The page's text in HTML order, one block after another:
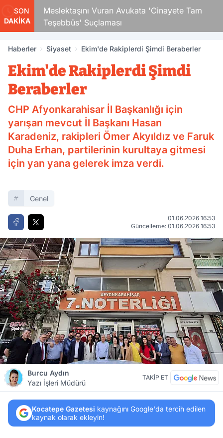
SON
DAKİKA
Meslektaşını Vuran Avukata 'Cinayete Tam
Teşebbüs' Suçlaması
Haberler Siyaset Ekim'de Rakiplerdi Şimdi Beraberler
Ekim'de Rakiplerdi Şimdi
Beraberler
CHP Afyonkarahisar İl Başkanlığı için
yarışan mevcut İl Başkanı Hasan
Karadeniz, rakipleri Ömer Akyıldız ve Faruk
Duha Erhan, partilerinin kurultaya gitmesi
için yan yana gelerek imza verdi.
Genel
01.06.2026 16:53
Güncelleme: 01.06.2026 16:53
Burcu Aydın
Yazı İşleri Müdürü
TAKİP ET
Kocatepe Gazetesi kaynağını Google'da tercih edilen
kaynak olarak ekleyin!